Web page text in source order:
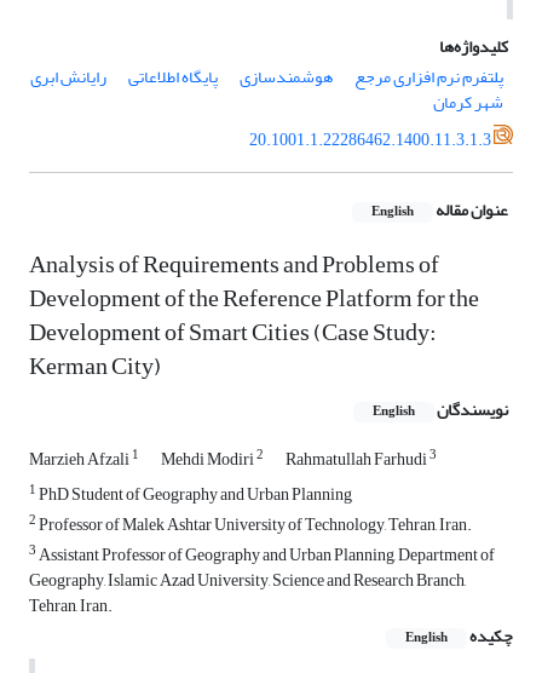
کلیدواژه‌ها
پلتفرم نرم افزاری مرجع
هوشمندسازی پایگاه اطلاعاتی رایانش ابری
شهر کرمان
20.1001.1.22286462.1400.11.3.1.3
عنوان مقاله English
Analysis of Requirements and Problems of
Development of the Reference Platform for the
Development of Smart Cities (Case Study:
Kerman City)
نویسندگان English
Marzieh Afzali1 Mehdi Modiri2 Rahmatullah Farhudi3
1PhD Student of Geography and Urban Planning
2Professor of Malek Ashtar University of Technology, Tehran, Iran.
3Assistant Professor of Geography and Urban Planning, Department of
Geography, Islamic Azad University, Science and Research Branch,
Tehran, Iran.
چکیده
English